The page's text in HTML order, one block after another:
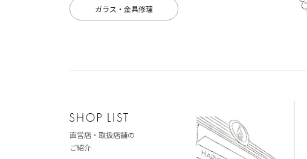
ガラス・金具修理
直営店・取扱店舗の
ご紹介